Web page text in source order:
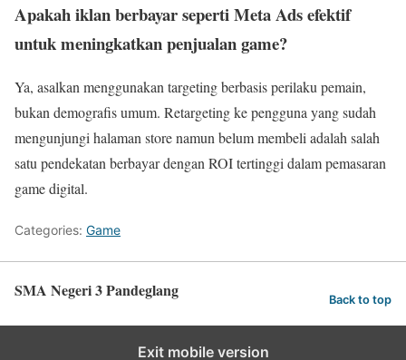
Apakah iklan berbayar seperti Meta Ads efektif
untuk meningkatkan penjualan game?
Ya, asalkan menggunakan targeting berbasis perilaku pemain,
bukan demografis umum. Retargeting ke pengguna yang sudah
mengunjungi halaman store namun belum membeli adalah salah
satu pendekatan berbayar dengan ROI tertinggi dalam pemasaran
game digital.
Categories: Game
SMA Negeri 3 Pandeglang Back to top
Exit mobile version